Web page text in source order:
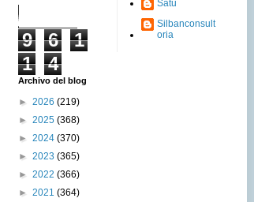
9 6
1
1
4
Satu
Silbanconsult
oria
Archivo del blog
► 2026 (219)
► 2025 (368)
► 2024 (370)
► 2023 (365)
► 2022 (366)
► 2021 (364)